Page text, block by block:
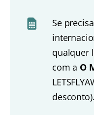
Se
qualquer
com a O
desconto).